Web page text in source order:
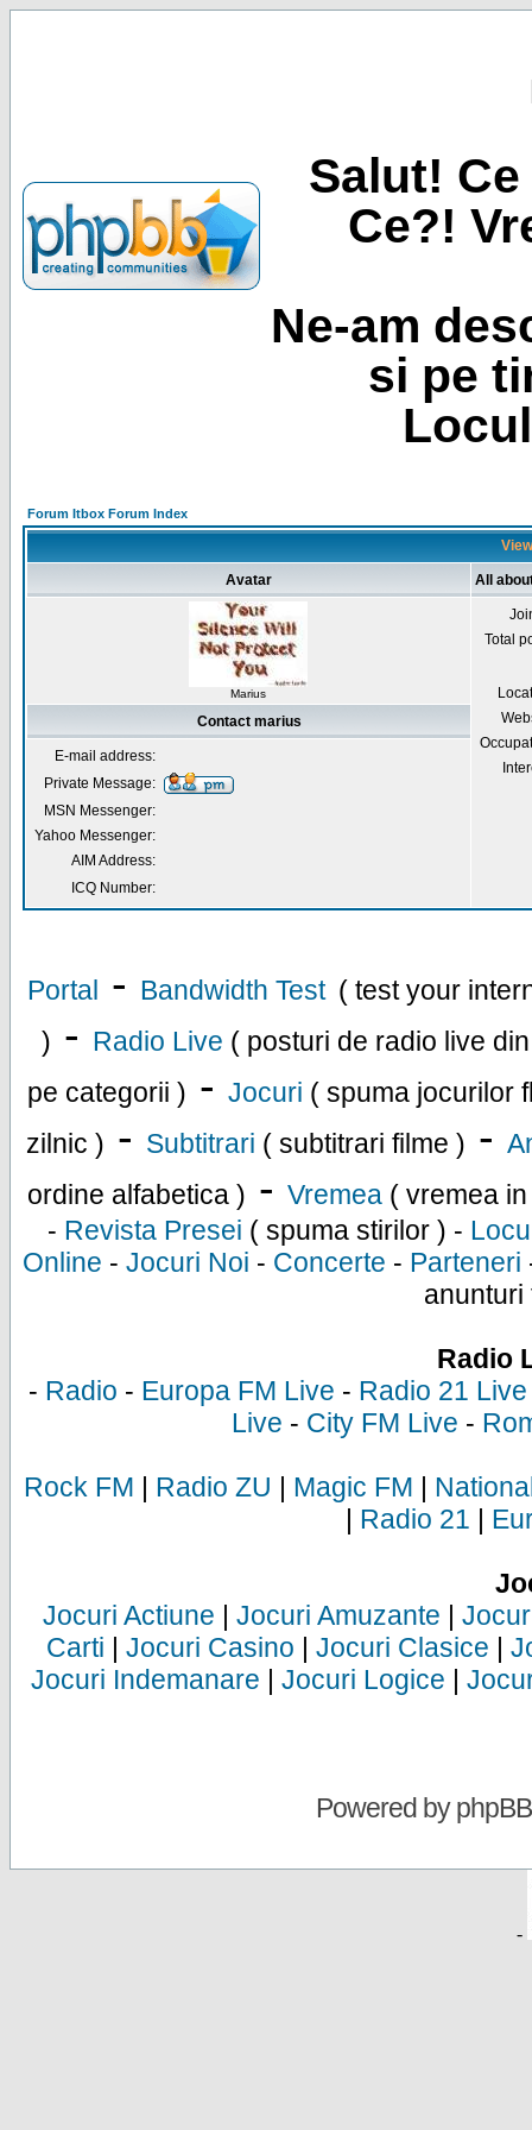
Salut!
Ce?!
Ne-am
si pe
Forum Itbox Forum Index
Avatar All
Marius
Total
Contact marius
E-mail address:
Private Message:
MSN Messenger:
Yahoo Messenger:
AIM Address:
ICQ Number:
Portal - Bandwidth Test ( test your
) - Radio Live ( posturi de radio live
pe categorii ) - Jocuri ( spuma jocurilor
zilnic ) - Subtitrari ( subtitrari filme ) -
ordine alfabetica ) - Vremea ( vremea
- Revista Presei ( spuma stirilor ) -
Online - Jocuri Noi - Concerte - Parteneri
anunturi
Radio
- Radio - Europa FM Live - Radio 21 Live
Live - City FM Live -
Rock FM | Radio ZU | Magic FM |
| Radio 21 |
Jocuri Actiune | Jocuri Amuzante |
Carti | Jocuri Casino | Jocuri Clasice |
Jocuri Indemanare | Jocuri Logice |
Powered byphpBB
-